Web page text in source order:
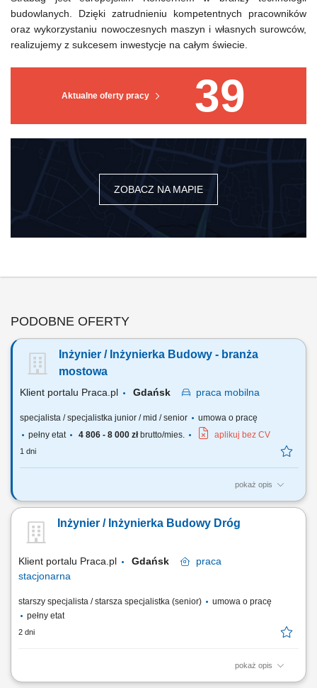
Aktualne oferty pracy 39
ZOBACZ NA MAPIE
budowlanych. Dzięki zatrudnieniu kompetentnych pracowników
oraz wykorzystaniu nowoczesnych maszyn i własnych surowców,
realizujemy z sukcesem inwestycje na całym świecie.
PODOBNE OFERTY
Inżynier / Inżynierka Budowy - branża
mostowa
Klient portalu Praca.pl Gdańsk praca mobilna
specjalista / specjalistka junior / mid / senior
umowa o pracę
pełny etat
4 806 - 8 000 złbrutto/mies. aplikuj bez CV
1 dni
pokaż opis
Analiza dokumentacji projektowej. Współpraca z Kierownikiem Budowy.
dostawców. Opracowywanie i archiwizacja dokumentacji, kontrola
kosztów.
Inżynier / Inżynierka Budowy Dróg
Klient portalu Praca.pl Gdańsk
praca
stacjonarna
starszy specjalista / starsza specjalistka (senior)
umowa o pracę
pełny etat
2 dni
pokaż opis
Dbanie o ciągłość i rytm prac drogowych poprzez wsparcie w